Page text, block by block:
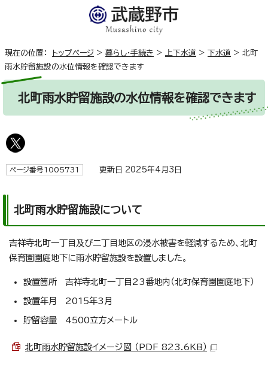
現在の位置： トップページ > 暮らし・手続き > 上下水道 > 下水道 > 北町
雨水貯留施設の水位情報を確認できます
北町雨水貯留施設の水位情報を確認できます
ページ番号1005731 更新日 2025年4月3日
北町雨水貯留施設について
吉祥寺北町一丁目及び二丁目地区の浸水被害を軽減するため、北町
保育園園庭地下に雨水貯留施設を設置しました。
設置箇所 吉祥寺北町一丁目23番地内（北町保育園園庭地下）
設置年月 2015年3月
貯留容量 4500立方メートル
北町雨水貯留施設イメージ図 （PDF 823.6KB）